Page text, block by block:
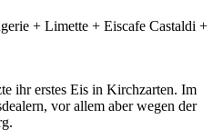
+ Limette + Eiscafe Castaldi +
ihr erstes Eis in Kirchzarten. Im
vor allem aber wegen der